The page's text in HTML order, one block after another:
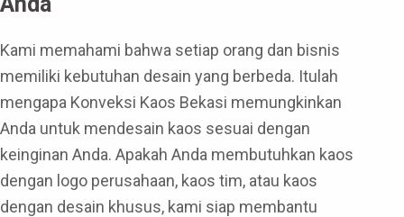
Kami memahami bahwa setiap orang dan bisnis
memiliki kebutuhan desain yang berbeda. Itulah
mengapa Konveksi Kaos Bekasi memungkinkan
Anda untuk mendesain kaos sesuai dengan
keinginan Anda. Apakah Anda membutuhkan kaos
dengan logo perusahaan, kaos tim, atau kaos
dengan desain khusus, kami siap membantu